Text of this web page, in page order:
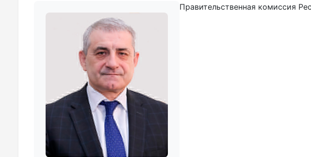
Правительственная комиссия